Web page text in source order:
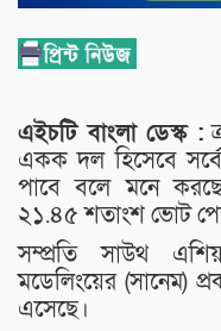
এইচটি বাংলা ডেস্ক :
একক দল হিসেবে
পাবে বলে মনে
২১.৪৫ শতাংশ ভোট
সম্প্রতি সাউথ
মডেলিংয়ের (সানেম)
এসেছে।